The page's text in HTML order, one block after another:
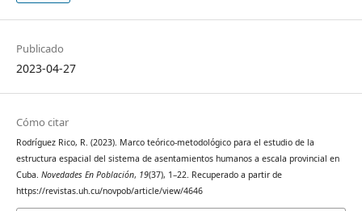
Publicado
2023-04-27
Cómo citar
Rodríguez Rico, R. (2023). Marco teórico-metodológico para el estudio de la
estructura espacial del sistema de asentamientos humanos a escala provincial en
Cuba. Novedades En Población, 19(37), 1–22. Recuperado a partir de
https://revistas.uh.cu/novpob/article/view/4646